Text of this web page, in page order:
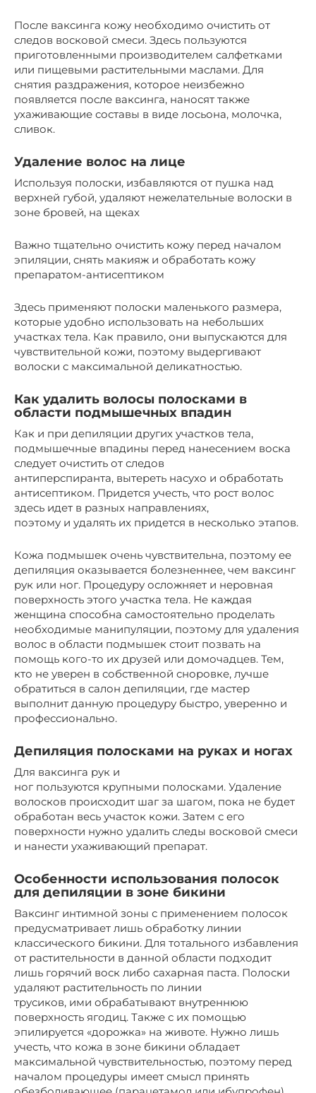
После ваксинга кожу необходимо очистить от
следов восковой смеси. Здесь пользуются
приготовленными производителем салфетками
или пищевыми растительными маслами. Для
снятия раздражения, которое неизбежно
появляется после ваксинга, наносят также
ухаживающие составы в виде лосьона, молочка,
сливок.
Удаление волос на лице
Используя полоски, избавляются от пушка над
верхней губой, удаляют нежелательные волоски в
зоне бровей, на щеках
Важно тщательно очистить кожу перед началом
эпиляции, снять макияж и обработать кожу
препаратом-антисептиком
Здесь применяют полоски маленького размера,
которые удобно использовать на небольших
участках тела. Как правило, они выпускаются для
чувствительной кожи, поэтому выдергивают
волоски с максимальной деликатностью.
Как удалить волосы полосками в
области подмышечных впадин
Как и при депиляции других участков тела,
подмышечные впадины перед нанесением воска
следует очистить от следов
антиперспиранта, вытереть насухо и обработать
антисептиком. Придется учесть, что рост волос
здесь идет в разных направлениях,
поэтому и удалять их придется в несколько этапов.
Кожа подмышек очень чувствительна, поэтому ее
депиляция оказывается болезненнее, чем ваксинг
рук или ног. Процедуру осложняет и неровная
поверхность этого участка тела. Не каждая
женщина способна самостоятельно проделать
необходимые манипуляции, поэтому для удаления
волос в области подмышек стоит позвать на
помощь кого-то их друзей или домочадцев. Тем,
кто не уверен в собственной сноровке, лучше
обратиться в салон депиляции, где мастер
выполнит данную процедуру быстро, уверенно и
профессионально.
Депиляция полосками на руках и ногах
Для ваксинга рук и
ног пользуются крупными полосками. Удаление
волосков происходит шаг за шагом, пока не будет
обработан весь участок кожи. Затем с его
поверхности нужно удалить следы восковой смеси
и нанести ухаживающий препарат.
Особенности использования полосок
для депиляции в зоне бикини
Ваксинг интимной зоны с применением полосок
предусматривает лишь обработку линии
классического бикини. Для тотального избавления
от растительности в данной области подходит
лишь горячий воск либо сахарная паста. Полоски
удаляют растительность по линии
трусиков, ими обрабатывают внутреннюю
поверхность ягодиц. Также с их помощью
эпилируется «дорожка» на животе. Нужно лишь
учесть, что кожа в зоне бикини обладает
максимальной чувствительностью, поэтому перед
началом процедуры имеет смысл принять